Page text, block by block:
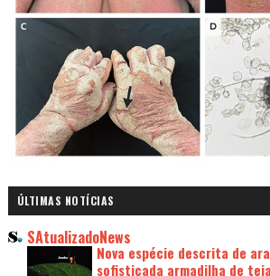
ÚLTIMAS NOTÍCIAS
SAtualizadoNews
Nova espécie descrita de
sofisticada armadilha de